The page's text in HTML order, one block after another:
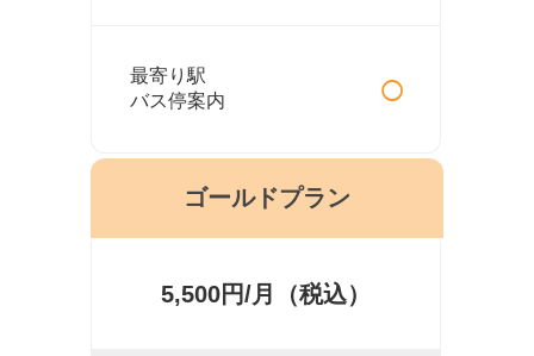
最寄り駅
バス停案内
○
ゴールドプラン
5,500円/月（税込）